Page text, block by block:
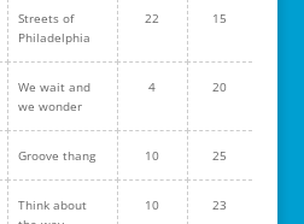
Streets of
Philadelphia
22 15
We wait and
we wonder
4 20
Groove thang 10 25
Think about
10 23